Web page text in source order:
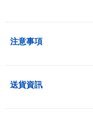
注意事項
送貨資訊